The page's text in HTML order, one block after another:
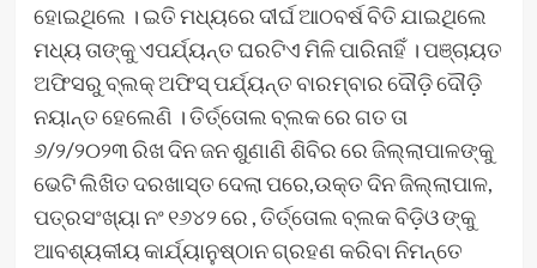
ହୋଇଥିଲେ । ଇତି ମଧ୍ୟରେ ଦୀର୍ଘ ଆଠବର୍ଷ ବିତି ଯାଇଥିଲେ
ମଧ୍ୟ ତାଙ୍କୁ ଏପର୍ଯ୍ୟନ୍ତ ଘରଟିଏ ମିଳି ପାରିନାହିଁ । ପଞ୍ଚାୟତ
ଅଫିସରୁ ବ୍ଲକ୍ ଅଫିସ୍ ପର୍ଯ୍ୟନ୍ତ ବାରମ୍ବାର ଦୌଡ଼ି ଦୌଡ଼ି
ନୟାନ୍ତ ହେଲେଣି । ତିର୍ତ୍ତୋଲ ବ୍ଲକ ରେ ଗତ ତା
୬/୨/୨୦୨୩ ରିଖ ଦିନ ଜନ ଶୁଣାଣି ଶିବିର ରେ ଜିଲ୍ଲାପାଳଙ୍କୁ
ଭେଟି ଲିଖିତ ଦରଖାସ୍ତ ଦେଲା ପରେ,ଉକ୍ତ ଦିନ ଜିଲ୍ଲାପାଳ,
ପତ୍ରସଂଖ୍ୟା ନଂ ୧୬୪୨ ରେ , ତିର୍ତ୍ତୋଲ ବ୍ଲକ ବିଡ଼ିଓ ଙ୍କୁ
ଆବଶ୍ୟକୀୟ କାର୍ଯ୍ୟାନୁଷ୍ଠାନ ଗ୍ରହଣ କରିବା ନିମନ୍ତେ